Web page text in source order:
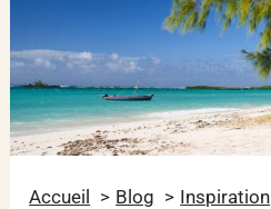
Accueil Blog
Inspiration